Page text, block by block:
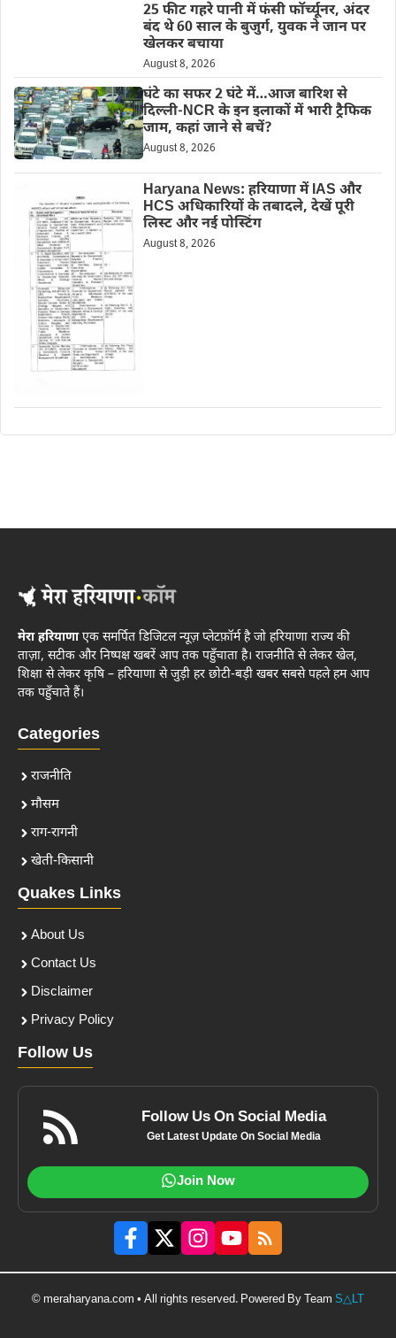
25 फीट गहरे पानी में फंसी फॉर्च्यूनर, अंदर
बंद थे 60 साल के बुजुर्ग, युवक ने जान पर
खेलकर बचाया
August 8, 2026
घंटे का सफर 2 घंटे में…आज बारिश से
दिल्ली-NCR के इन इलाकों में भारी ट्रैफिक
जाम, कहां जाने से बचें?
August 8, 2026
Haryana News: हरियाणा में IAS और
HCS अधिकारियों के तबादले, देखें पूरी
लिस्ट और नई पोस्टिंग
August 8, 2026
मेरा हरियाणाएक समर्पित डिजिटल न्यूज़ प्लेटफ़ॉर्म है जो हरियाणा राज्य की
ताज़ा, सटीक और निष्पक्ष खबरें आप तक पहुँचाता है। राजनीति से लेकर खेल,
शिक्षा से लेकर कृषि – हरियाणा से जुड़ी हर छोटी-बड़ी खबर सबसे पहले हम आप
तक पहुँचाते हैं।
Categories
राजनीति
मौसम
राग-रागनी
खेती-किसानी
Quakes Links
About Us
Contact Us
Disclaimer
Privacy Policy
Follow Us
Follow Us On Social Media
Get Latest Update On Social Media
Join Now
© meraharyana.com • All rights reserved. Powered By Team S△LT